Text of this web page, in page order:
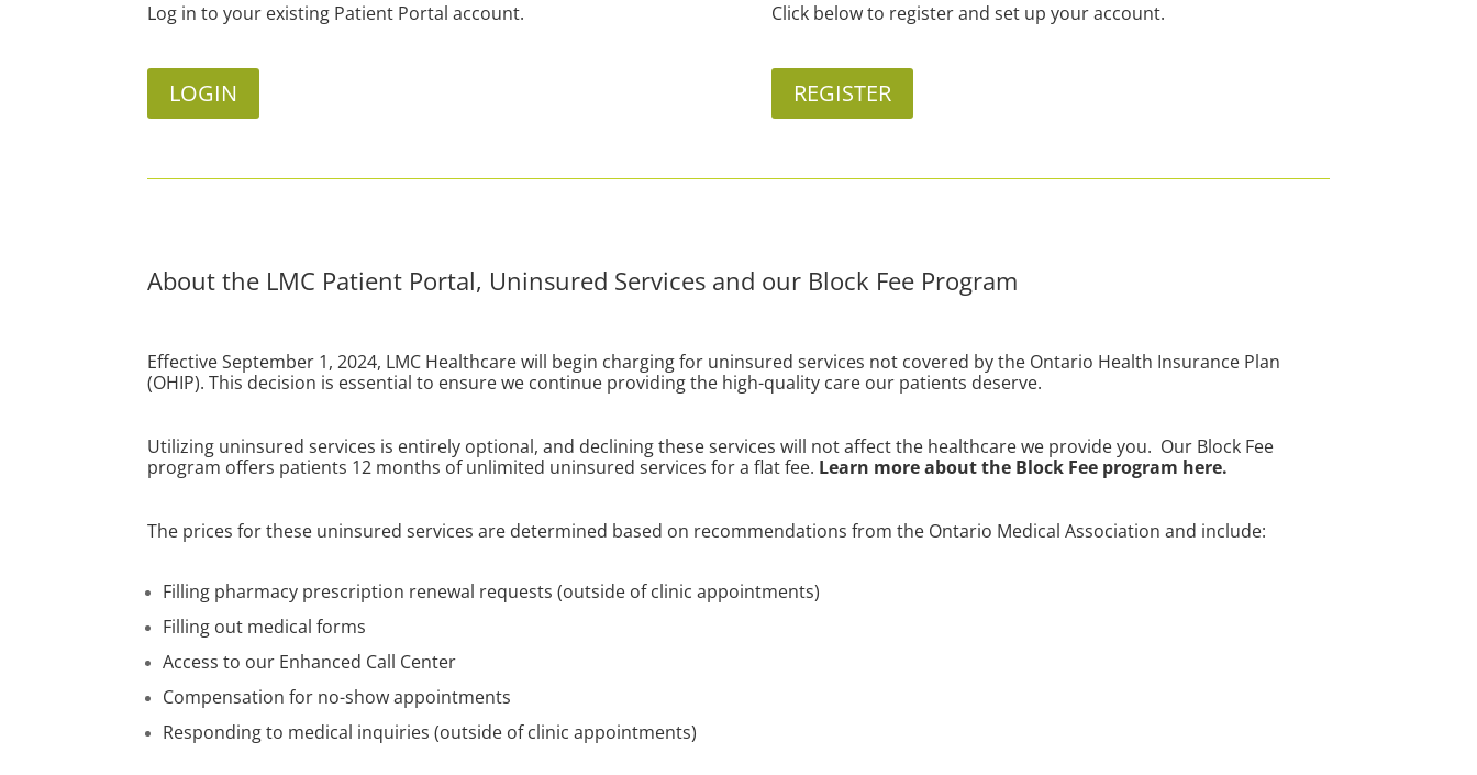
Log in to your existing Patient Portal account.
LOGIN
Click below to register and set up your account.
REGISTER
About the LMC Patient Portal, Uninsured Services and our Block Fee Program
Effective September 1, 2024, LMC Healthcare will begin charging for uninsured services not covered by the Ontario Health Insurance Plan
(OHIP). This decision is essential to ensure we continue providing the high-quality care our patients deserve.
Utilizing uninsured services is entirely optional, and declining these services will not affect the healthcare we provide you. Our Block Fee
program offers patients 12 months of unlimited uninsured services for a flat fee. Learn more about the Block Fee program here.
The prices for these uninsured services are determined based on recommendations from the Ontario Medical Association and include:
Filling pharmacy prescription renewal requests (outside of clinic appointments)
Filling out medical forms
Access to our Enhanced Call Center
Compensation for no-show appointments
Responding to medical inquiries (outside of clinic appointments)